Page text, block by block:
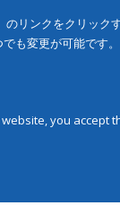
リンクをクリック
も変更が可能です。
you accept